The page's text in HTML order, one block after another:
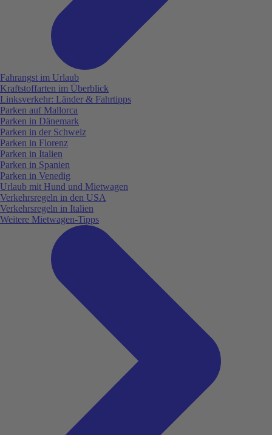
Fahrangst im Urlaub
Kraftstoffarten im Überblick
Linksverkehr: Länder & Fahrtipps
Parken auf Mallorca
Parken in Dänemark
Parken in der Schweiz
Parken in Florenz
Parken in Italien
Parken in Spanien
Parken in Venedig
Urlaub mit Hund und Mietwagen
Verkehrsregeln in den USA
Verkehrsregeln in Italien
Weitere Mietwagen-Tipps